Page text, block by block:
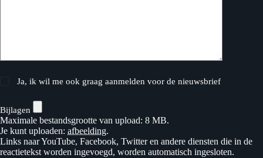
Ja, ik wil me ook graag aanmelden voor de nieuwsbrief
Bijlagen
Maximale bestandsgrootte van upload: 8 MB.
Je kunt uploaden: afbeelding.
Links naar YouTube, Facebook, Twitter en andere diensten die in de
reactietekst worden ingevoegd, worden automatisch ingesloten.